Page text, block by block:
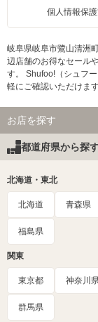
個人情報保
岐阜県岐阜市鷺山清洲
辺店舗のお得なセール
す。 Shufoo!（シュフ
軽にご確認いただけま
お店を探す
都道府県から探
北海道・東北
北海道 青森県
福島県
関東
東京都 神奈川
群馬県